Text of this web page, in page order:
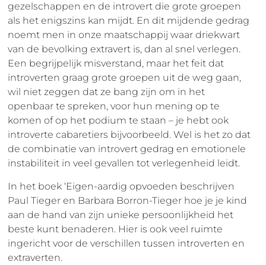
gezelschappen en de introvert die grote groepen
als het enigszins kan mijdt. En dit mijdende gedrag
noemt men in onze maatschappij waar driekwart
van de bevolking extravert is, dan al snel verlegen.
Een begrijpelijk misverstand, maar het feit dat
introverten graag grote groepen uit de weg gaan,
wil niet zeggen dat ze bang zijn om in het
openbaar te spreken, voor hun mening op te
komen of op het podium te staan – je hebt ook
introverte cabaretiers bijvoorbeeld. Wel is het zo dat
de combinatie van introvert gedrag en emotionele
instabiliteit in veel gevallen tot verlegenheid leidt.
In het boek ‘Eigen-aardig opvoeden beschrijven
Paul Tieger en Barbara Borron-Tieger hoe je je kind
aan de hand van zijn unieke persoonlijkheid het
beste kunt benaderen. Hier is ook veel ruimte
ingericht voor de verschillen tussen introverten en
extraverten.